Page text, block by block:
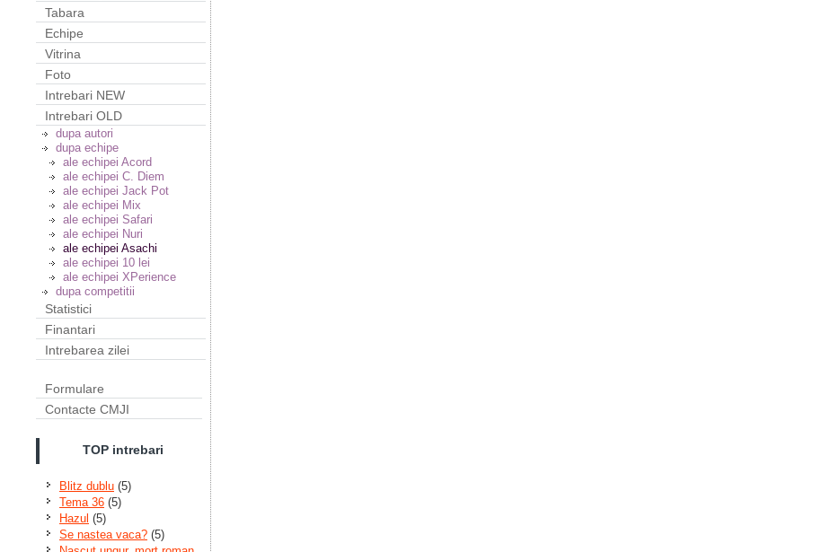
Tabara
Echipe
Vitrina
Foto
Intrebari NEW
Intrebari OLD
dupa autori
dupa echipe
ale echipei Acord
ale echipei C. Diem
ale echipei Jack Pot
ale echipei Mix
ale echipei Safari
ale echipei Nuri
ale echipei Asachi
ale echipei 10 lei
ale echipei XPerience
dupa competitii
Statistici
Finantari
Intrebarea zilei
Formulare
Contacte CMJI
TOP intrebari
Blitz dublu (5)
Tema 36 (5)
Hazul (5)
Se nastea vaca? (5)